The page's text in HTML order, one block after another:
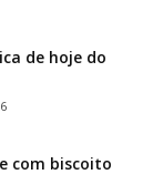
de hoje do
com biscoito